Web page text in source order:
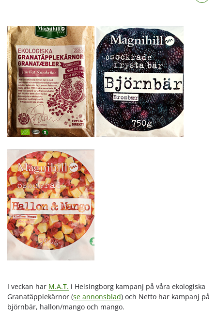
I veckan har M.A.T. i Helsingborg kampanj på våra ekologiska
Granatäpplekärnor (se annonsblad) och Netto har kampanj på
björnbär, hallon/mango och mango.